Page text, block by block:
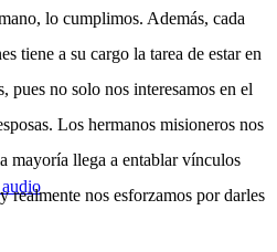
lo cumplimos. Además, cada
tiene a su cargo la tarea de estar en
pues no solo nos interesamos en el
Los hermanos misioneros nos
mayoría llega a entablar vínculos
realmente nos esforzamos por darles